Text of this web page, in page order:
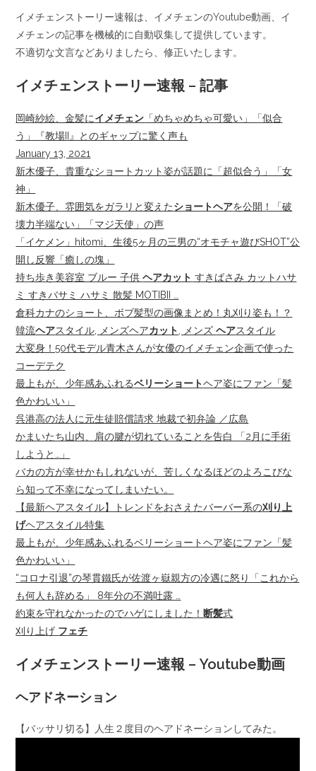
イメチェンストーリー速報は、イメチェンのYoutube動画、イ
メチェンの記事を機械的に自動収集して提供しています。
不適切な文言などありましたら、修正いたします。
イメチェンストーリー速報 – 記事
岡崎紗絵、金髪にイメチェン 「めちゃめちゃ可愛い」「似合
う」『教場II』とのギャップに驚く声も
January 13, 2021
新木優子、貴重なショートカット姿が話題に「超似合う」「女
神」
新木優子、雰囲気をガラリと変えたショートヘアを公開！「破
壊力半端ない」「マジ天使」の声
「イケメン」hitomi、生後5ヶ月の三男の“オモチャ遊びSHOT”公
開し反響「癒しの塊」
持ち歩き美容室 ブルー 子供ヘアカット すきばさみ カットハサ
ミ すきバサミ ハサミ 散髪 MOTIBII …
倉科カナのショート、ボブ髪型の画像まとめ！丸刈り姿も！？
韓流ヘアスタイル, メンズヘアカット , メンズヘアスタイル
大変身！50代モデル青木さんが女優のイメチェン企画で使った
コーデテク
最上もが、少年感あふれるベリーショートヘア姿にファン「髪
色かわいい」
呉港高の法人に元生徒賠償請求 地裁で初弁論 ／広島
かまいたち山内、肩の腱が切れていることを告白 「2月に手術
しようと…」
バカの方が幸せかもしれないが、苦しくなるほどのよろこびな
ら知って不幸になってしまいたい。
【最新ヘアスタイル】トレンドをおさえたバーバー系の刈り上
げヘアスタイル特集
最上もが、少年感あふれるベリーショートヘア姿にファン「髪
色かわいい」
“コロナ引退”の琴貫鐵氏が佐渡ヶ嶽親方の冷遇に怒り「これから
も何人も辞める」 8年分の不満吐露 …
約束を守れなかったのでハゲにしました！ 断髪式
刈り上げ フェチ
イメチェンストーリー速報 – Youtube動画
ヘアドネーション
【バッサリ切る】人生２度目のヘアドネーションしてみた。